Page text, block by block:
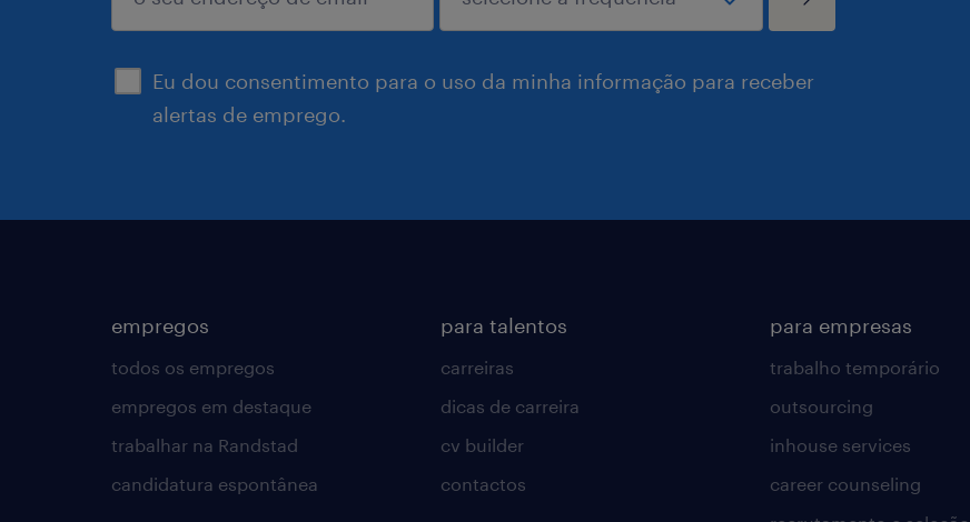
Eu dou consentimento para o uso da minha informação para receber
alertas de emprego.
enviar
empregos
todos os empregos
empregos em destaque
trabalhar na Randstad
candidatura espontânea
para talentos
carreiras
dicas de carreira
cv builder
contactos
para empresas
trabalho temporário
outsourcing
inhouse services
career counseling